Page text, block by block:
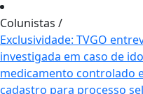
Colunistas /
Exclusividade: TVGO
investigada em caso de
medicamento controlado
cadastro para processo